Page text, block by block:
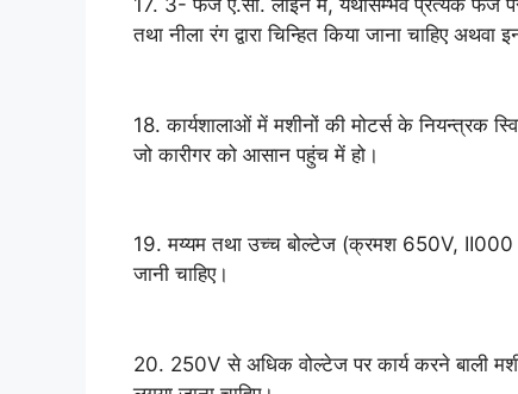
17. 3- फेज ए.सी. लाइन में, यथासम्भव प्रत्येक फेज
तथा नीला रंग द्वारा चिन्हित किया जाना चाहिए
18. कार्यशालाओं में मशीनों की मोटर्स के नियन्त्रक
जो कारीगर को आसान पहुंच में हो।
19. मय्यम तथा उच्च बोल्टेज (क्रमश 650V, II000
जानी चाहिए।
20. 250V से अधिक वोल्टेज पर कार्य करने बाली